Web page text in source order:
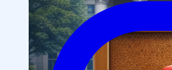
Bakalavr